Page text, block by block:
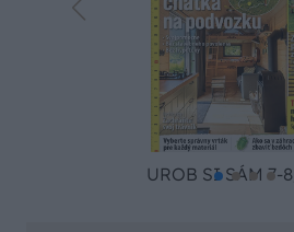
UROB SI SÁM 7-